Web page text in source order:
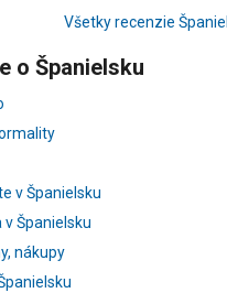
Všetky recenzie
o Španielsku
v Španielsku
v Španielsku
nákupy